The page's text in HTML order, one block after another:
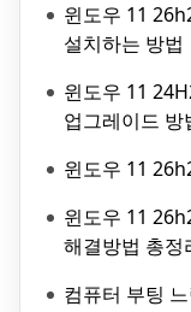
윈도우 11
설치하는 방법
윈도우 11
업그레이드 방
윈도우 11
윈도우 11
해결방법 총정
컴퓨터 부팅